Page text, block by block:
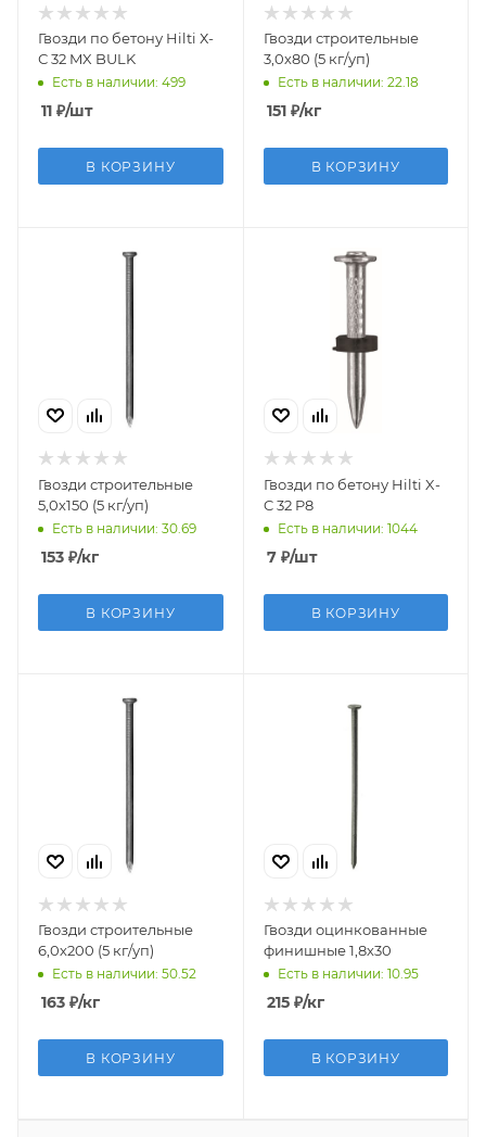
Гвозди по бетону Hilti Х-
С 32 MX BULK
Есть в наличии: 499
11 ₽/шт
В КОРЗИНУ
Гвозди строительные
3,0х80 (5 кг/уп)
Есть в наличии: 22.18
151₽/кг
В КОРЗИНУ
Гвозди строительные
5,0х150 (5 кг/уп)
Есть в наличии: 30.69
153 ₽/кг
В КОРЗИНУ
Гвозди по бетону Hilti X-
C 32 P8
Есть в наличии: 1044
7₽/шт
В КОРЗИНУ
Гвозди строительные
6,0х200 (5 кг/уп)
Есть в наличии: 50.52
163 ₽/кг
В КОРЗИНУ
Гвозди оцинкованные
финишные 1,8х30
Есть в наличии: 10.95
215₽/кг
В КОРЗИНУ